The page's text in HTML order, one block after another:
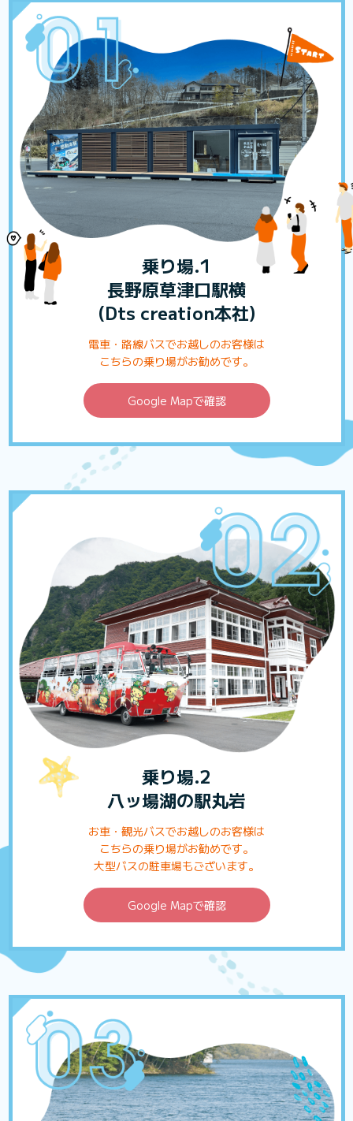
乗り場.1
長野原草津口駅横
(Dts creation本社)
電車・路線バスでお越しのお客様は
こちらの乗り場がお勧めです。
Google Mapで確認
乗り場.2
八ッ場湖の駅丸岩
お車・観光バスでお越しのお客様は
こちらの乗り場がお勧めです。
大型バスの駐車場もございます。
Google Mapで確認